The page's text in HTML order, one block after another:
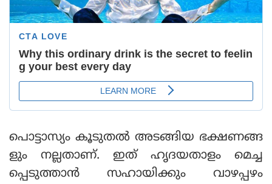
പൊട്ടാസ്യം കൂടുതല്‍ അടങ്ങിയ ഭക്ഷണങ്ങ
ളും നല്ലതാണ്. ഇത് ഹൃദയതാളം മെച്ച
പ്പെടുത്താന്‍ സഹായിക്കും വാഴപ്പഴം